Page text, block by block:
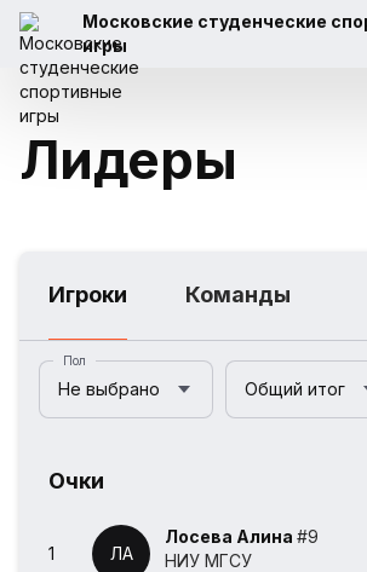
Московские студенческие
игры
Лидеры
Игроки Команды
Не выбрано
Пол
Общий итог
Очки
1 ЛА
Лосева Алина #9
НИУ МГСУ